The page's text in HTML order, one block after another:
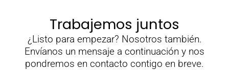
Trabajemos juntos
¿Listo para empezar? Nosotros también.
Envíanos un mensaje a continuación y nos
pondremos en contacto contigo en breve.